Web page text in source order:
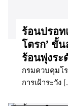
ร้อนปรอท
โตรก’ ขั้
ร้อนพุ่งร
กรมควบคุมโ
การเฝ้าระวัง